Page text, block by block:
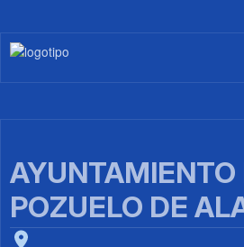
Imagen
AYUNTAMIENTO
POZUELO DE